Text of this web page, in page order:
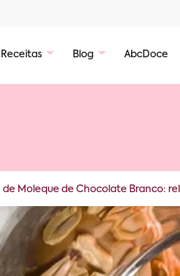
Receitas Blog AbcDoce
de Moleque de Chocolate Branco: